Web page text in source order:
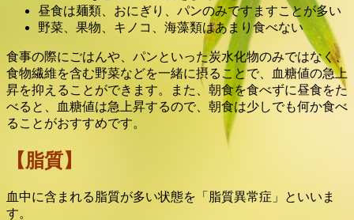
昼食は麺類、おにぎり、パンのみですますことが多い
野菜、果物、キノコ、海藻類はあまり食べない
食事の際にごはんや、パンといった炭水化物のみではなく、
食物繊維を含む野菜などを一緒に摂ることで、血糖値の急上
昇を抑えることができます。また、朝食を食べずに昼食をた
べると、血糖値は急上昇するので、朝食は少しでも何か食べ
ることがおすすめです。
【脂質】
血中に含まれる脂質が多い状態を「脂質異常症」といいま
す。